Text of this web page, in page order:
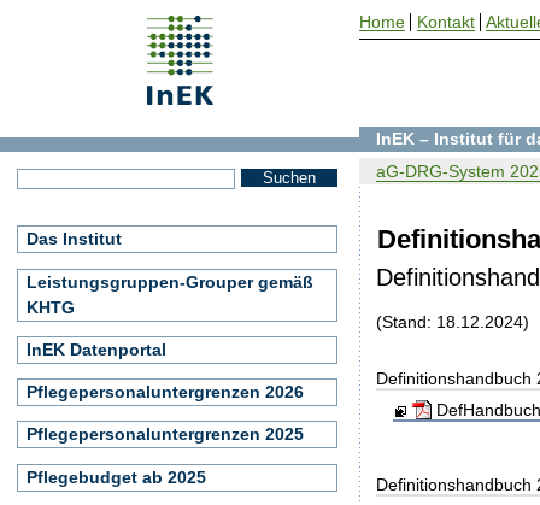
(Stand: 18.12.2024)
Definitionshandbuch
Definitionshandbuch
InEK – Institut für
aG-DRG-System
Das Institut
Leistungsgruppen-Grouper gemäß
KHTG
InEK Datenportal
Pflegepersonaluntergrenzen 2026
Pflegepersonaluntergrenzen 2025
Pflegebudget ab 2025
Home Kontakt